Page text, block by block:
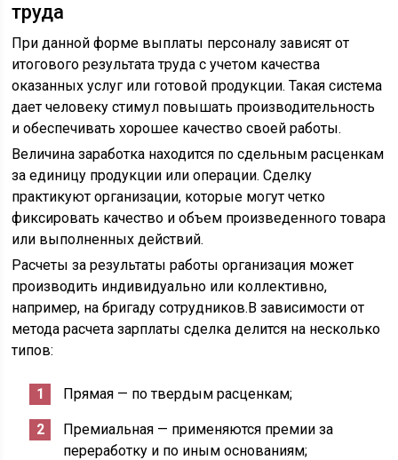
труда
При данной форме выплаты персоналу зависят от
итогового результата труда с учетом качества
оказанных услуг или готовой продукции. Такая система
дает человеку стимул повышать производительность
и обеспечивать хорошее качество своей работы.
Величина заработка находится по сдельным расценкам
за единицу продукции или операции. Сделку
практикуют организации, которые могут четко
фиксировать качество и объем произведенного товара
или выполненных действий.
Расчеты за результаты работы организация может
производить индивидуально или коллективно,
например, на бригаду сотрудников.В зависимости от
метода расчета зарплаты сделка делится на несколько
типов:
Прямая — по твердым расценкам;
Премиальная — применяются премии за
переработку и по иным основаниям;